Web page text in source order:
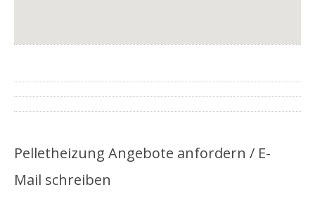
Pelletheizung Angebote anfordern / E-
Mail schreiben